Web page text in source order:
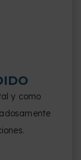
y como